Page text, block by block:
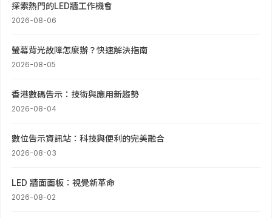
探索熱門的LED牆工作機會
2026-08-06
螢幕背光故障怎麼辦？快速解決指南
2026-08-05
香港數碼告示：技術與應用新趨勢
2026-08-04
數位告示資訊站：科技與便利的完美融合
2026-08-03
LED 牆面面板：視覺新革命
2026-08-02